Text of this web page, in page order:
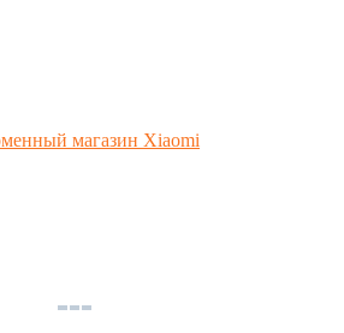
магазин Xiaomi